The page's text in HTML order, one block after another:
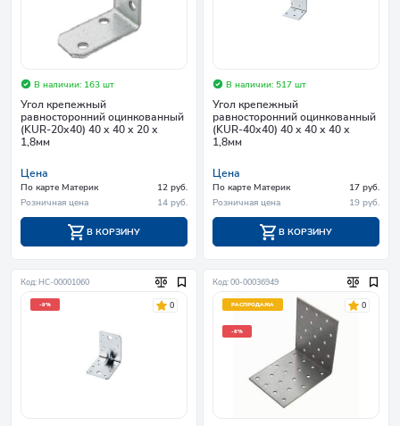
В наличии: 163 шт
Угол крепежный
равносторонний оцинкованный
(KUR-20х40) 40 х 40 х 20 х
1,8мм
Цена
По карте Материк
12 руб.
Розничная цена
14 руб.
В КОРЗИНУ
В наличии: 517 шт
Угол крепежный
равносторонний оцинкованный
(KUR-40х40) 40 х 40 х 40 х
1,8мм
Цена
По карте Материк
17 руб.
Розничная цена
19 руб.
В КОРЗИНУ
Код: НC-00001060
-9% 0
Код: 00-00036949
РАСПРОДАЖА
-6%
0